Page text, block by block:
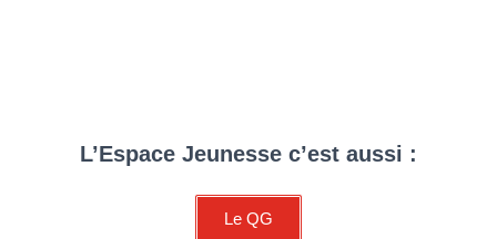
L’Espace Jeunesse c’est aussi :
Le QG